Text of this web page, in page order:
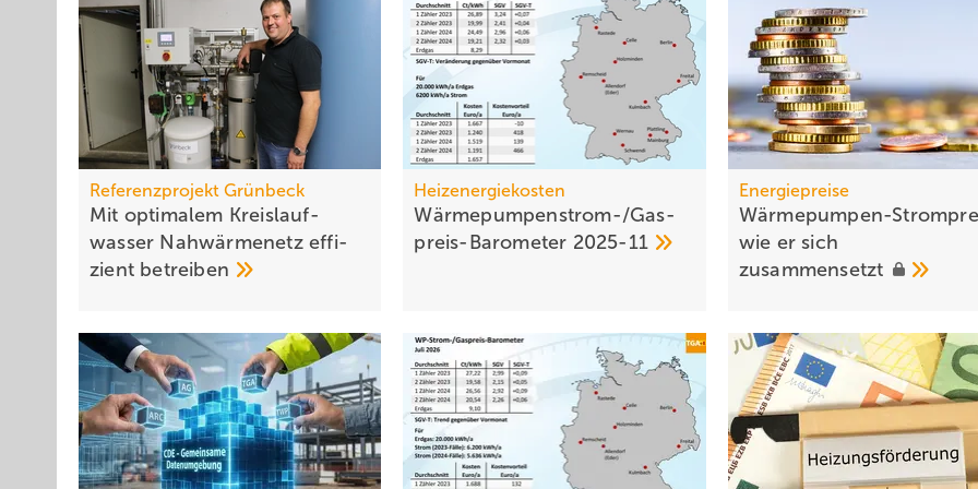
Referenzprojekt Grünbeck
Mit optimalem Kreis­lauf­
wasser Nah­wärme­netz effi­
zient betrei­ben
Heizenergiekosten
Wärmepumpen­strom-/Gas­
preis-Baro­meter 2025-11
Energiepreise
Wärmepumpen-
wie er sich
zusammensetzt